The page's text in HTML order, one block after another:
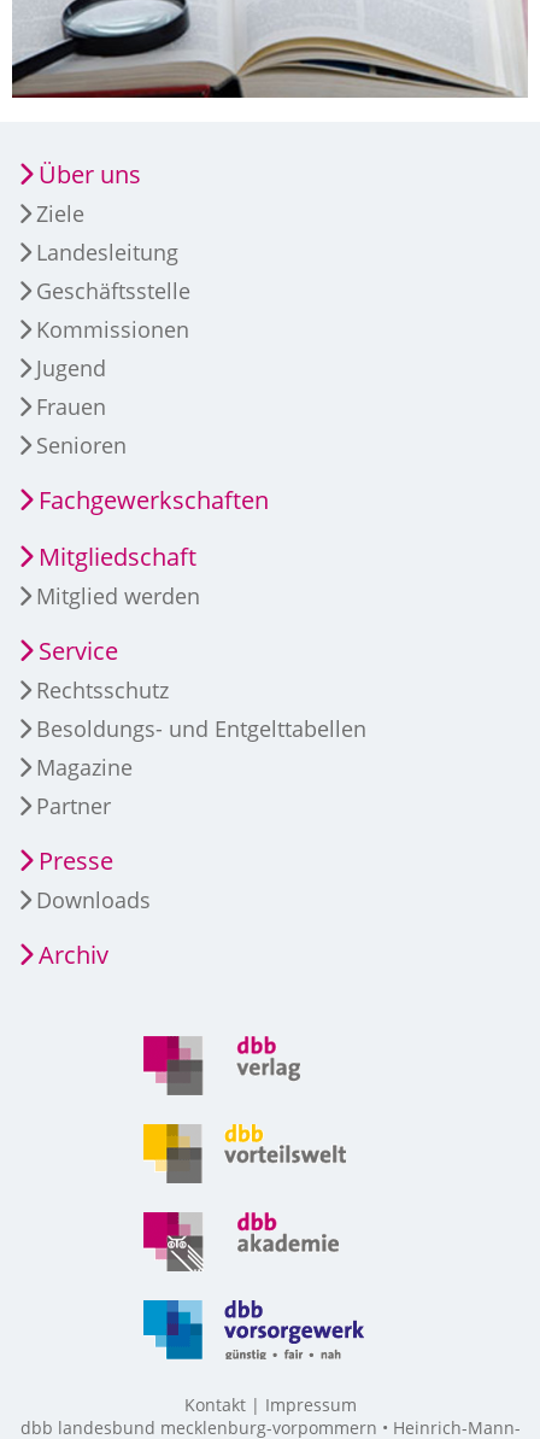
Über uns
Ziele
Landesleitung
Geschäftsstelle
Kommissionen
Jugend
Frauen
Senioren
Fachgewerkschaften
Mitgliedschaft
Mitglied werden
Service
Rechtsschutz
Besoldungs- und Entgelttabellen
Magazine
Partner
Presse
Downloads
Archiv
Kontakt
Impressum
dbb landesbund mecklenburg-vorpommern • Heinrich-Mann-